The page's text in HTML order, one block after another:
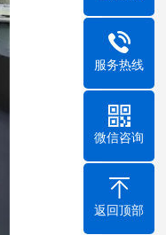
服务热线
微信咨询
返回顶部